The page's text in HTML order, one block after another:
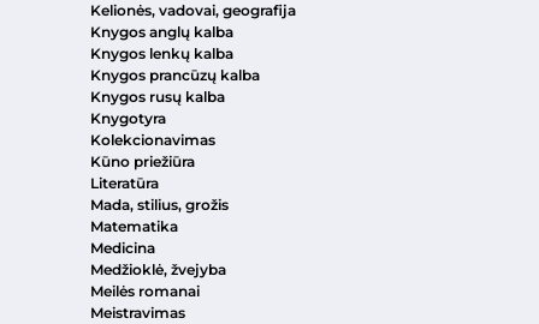
Kelionės, vadovai, geografija
Knygos anglų kalba
Knygos lenkų kalba
Knygos prancūzų kalba
Knygos rusų kalba
Knygotyra
Kolekcionavimas
Kūno priežiūra
Literatūra
Mada, stilius, grožis
Matematika
Medicina
Medžioklė, žvejyba
Meilės romanai
Meistravimas